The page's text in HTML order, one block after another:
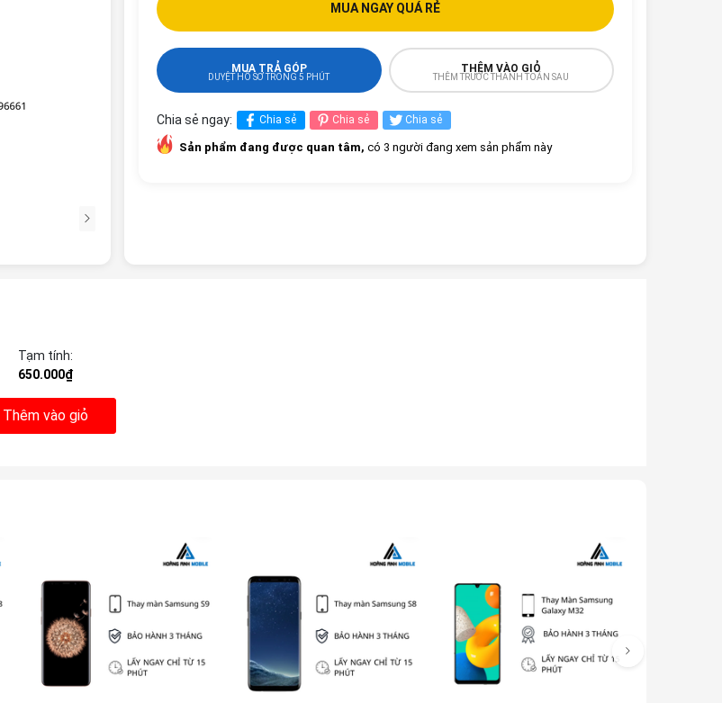
MUA NGAY QUÁ RẺ
MUA TRẢ GÓP
DUYỆT HỒ SƠ TRONG 5 PHÚT
THÊM VÀO GIỎ
THÊM TRƯỚC THANH TOÁN SAU
Chia sẻ ngay: Chia sẻ Chia sẻ Chia sẻ
Sản phẩm đang được quan tâm, có 3 người đang xem sản phẩm này
Tạm tính:
650.000₫
Thêm vào giỏ